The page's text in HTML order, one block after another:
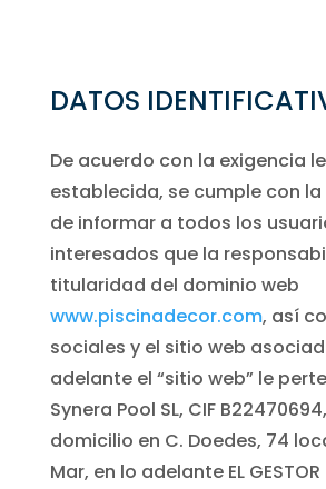
DATOS
De acuerdo con la exigencia
establecida, se cumple con
de informar a todos los
interesados que la
titularidad del dominio web
www.piscinadecor.com, así
sociales y el sitio web
adelante el “sitio web” le
Synera Pool SL, CIF B22470694
domicilio en C. Doedes, 74
Mar, en lo adelante EL GESTOR